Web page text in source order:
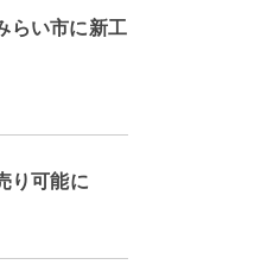
らい市に新工
り可能に